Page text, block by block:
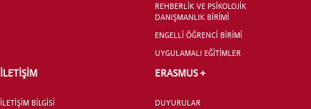
REHBERLİK VE PSİKOLOJİK
DANIŞMANLIK BİRİMİ
ENGELLİ ÖĞRENCİ BİRİMİ
UYGULAMALI EĞİTİMLER
İLETİŞİM
İLETİŞİM BİLGİSİ
ERASMUS +
DUYURULAR